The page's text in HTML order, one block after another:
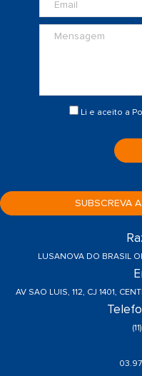
Li e aceito a
SUBSCREVA
LUSANOVA DO BRASIL
AV SAO LUIS, 112, CJ 1401,